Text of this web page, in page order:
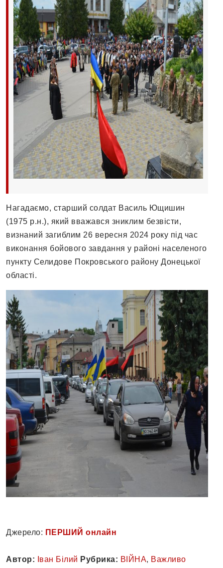
Нагадаємо, старший солдат Василь Ющишин
(1975 р.н.), який вважався зниклим безвісти,
визнаний загиблим 26 вересня 2024 року під час
виконання бойового завдання у районі населеного
пункту Селидове Покровського району Донецької
області.
Джерело: ПЕРШИЙ онлайн
Автор: Іван Білий Рубрика: ВІЙНА, Важливо